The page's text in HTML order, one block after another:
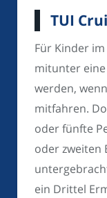
TUI
Für Kinder
mitunter
werden,
mitfahren.
oder fünfte
oder zweiten
ein Drittel